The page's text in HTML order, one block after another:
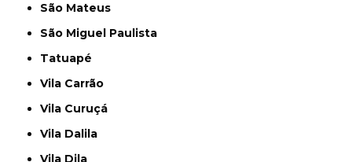
São Mateus
São Miguel Paulista
Tatuapé
Vila Carrão
Vila Curuçá
Vila Dalila
Vila Dila